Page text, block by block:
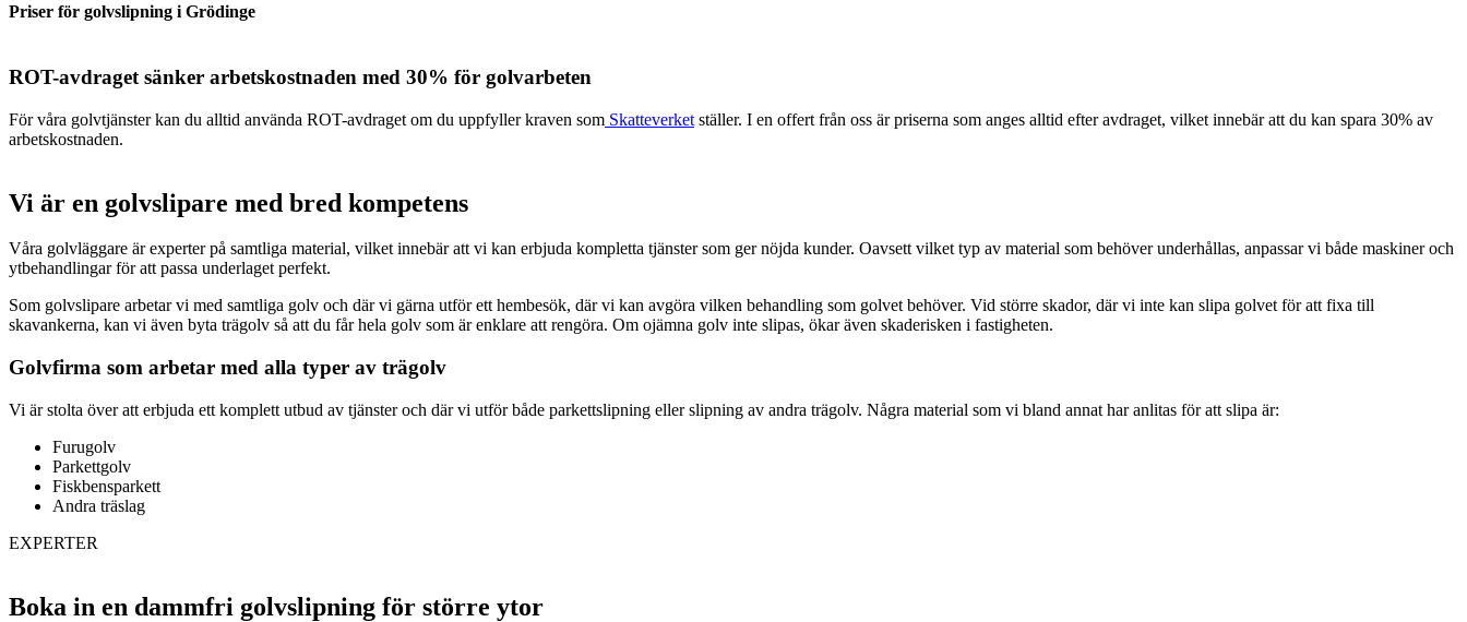
Priser för golvslipning i Grödinge
ROT-avdraget sänker arbetskostnaden med 30% för golvarbeten
För våra golvtjänster kan du alltid använda ROT-avdraget om du uppfyller kraven som Skatteverket ställer. I en offert från oss är priserna som anges alltid efter avdraget, vilket innebär att du kan spara 30% av
arbetskostnaden.
Vi är en golvslipare med bred kompetens
Våra golvläggare är experter på samtliga material, vilket innebär att vi kan erbjuda kompletta tjänster som ger nöjda kunder. Oavsett vilket typ av material som behöver underhållas, anpassar vi både maskiner och
ytbehandlingar för att passa underlaget perfekt.
Som golvslipare arbetar vi med samtliga golv och där vi gärna utför ett hembesök, där vi kan avgöra vilken behandling som golvet behöver. Vid större skador, där vi inte kan slipa golvet för att fixa till
skavankerna, kan vi även byta trägolv så att du får hela golv som är enklare att rengöra. Om ojämna golv inte slipas, ökar även skaderisken i fastigheten.
Golvfirma som arbetar med alla typer av trägolv
Vi är stolta över att erbjuda ett komplett utbud av tjänster och där vi utför både parkettslipning eller slipning av andra trägolv. Några material som vi bland annat har anlitas för att slipa är:
Furugolv
Parkettgolv
Fiskbensparkett
Andra träslag
EXPERTER
Boka in en dammfri golvslipning för större ytor